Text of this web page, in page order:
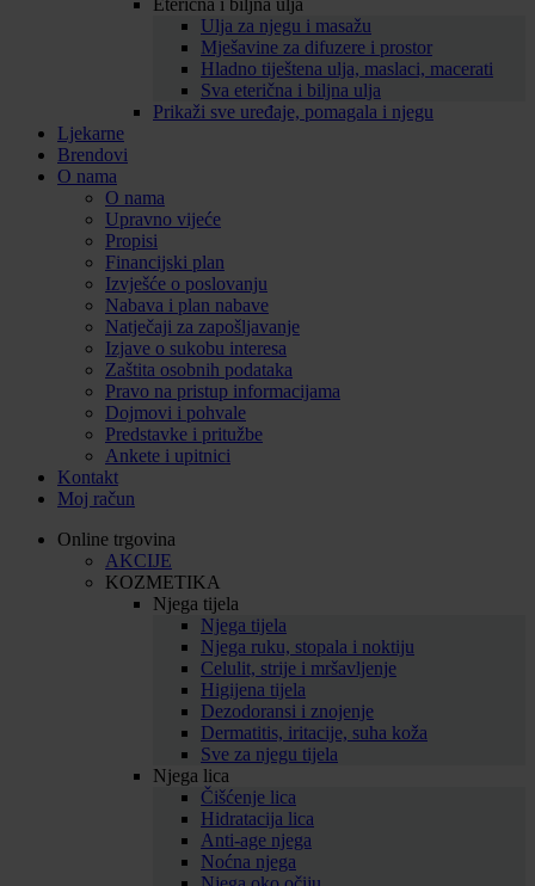
Eterična i biljna ulja
Ulja za njegu i masažu
Mješavine za difuzere i prostor
Hladno tiještena ulja, maslaci, macerati
Sva eterična i biljna ulja
Prikaži sve uređaje, pomagala i njegu
Ljekarne
Brendovi
O nama
O nama
Upravno vijeće
Propisi
Financijski plan
Izvješće o poslovanju
Nabava i plan nabave
Natječaji za zapošljavanje
Izjave o sukobu interesa
Zaštita osobnih podataka
Pravo na pristup informacijama
Dojmovi i pohvale
Predstavke i pritužbe
Ankete i upitnici
Kontakt
Moj račun
Online trgovina
AKCIJE
KOZMETIKA
Njega tijela
Njega tijela
Njega ruku, stopala i noktiju
Celulit, strije i mršavljenje
Higijena tijela
Dezodoransi i znojenje
Dermatitis, iritacije, suha koža
Sve za njegu tijela
Njega lica
Čišćenje lica
Hidratacija lica
Anti-age njega
Noćna njega